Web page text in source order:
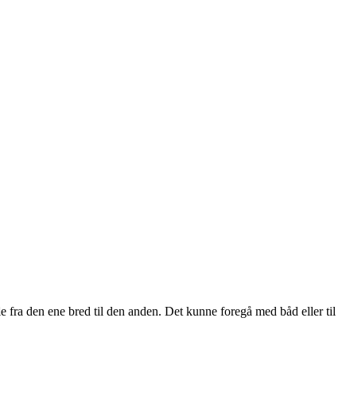
den ene bred til den anden. Det kunne foregå med båd eller til